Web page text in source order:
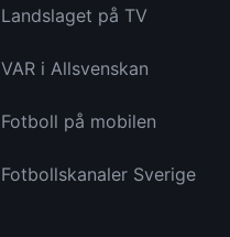
Landslaget på TV
VAR i Allsvenskan
Fotboll på mobilen
Fotbollskanaler Sverige